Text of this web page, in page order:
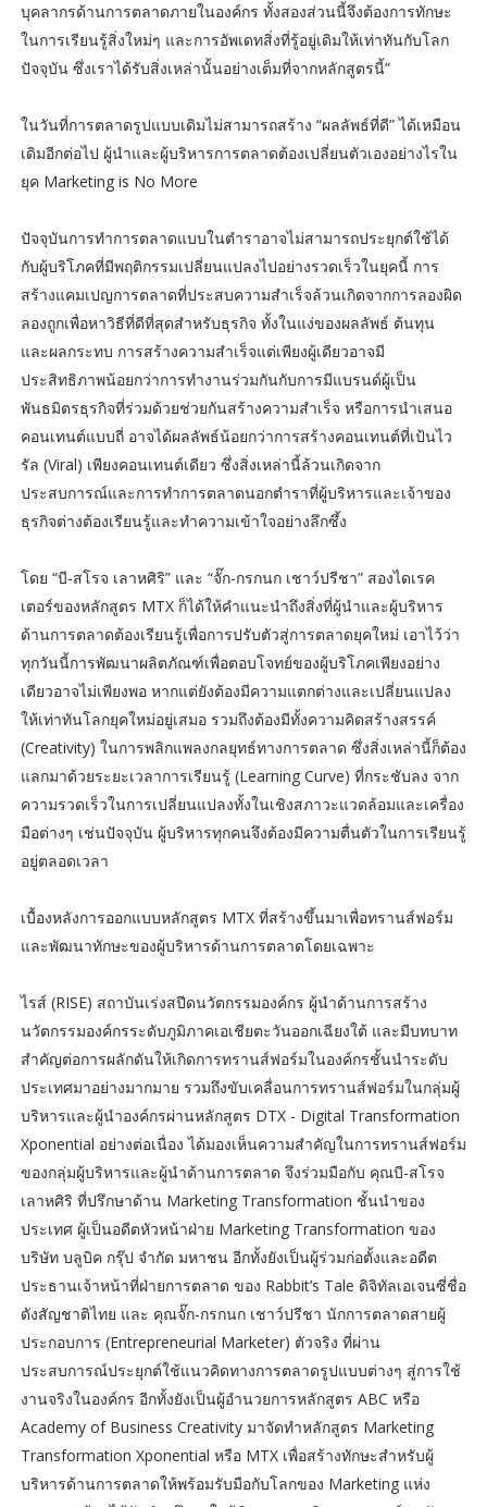
บุคลากรด้านการตลาดภายในองค์กร ทั้งสองส่วนนี้จึงต้องการทักษะ
ในการเรียนรู้สิ่งใหม่ๆ และการอัพเดทสิ่งที่รู้อยู่เดิมให้เท่าทันกับโลก
ปัจจุบัน ซึ่งเราได้รับสิ่งเหล่านั้นอย่างเต็มที่จากหลักสูตรนี้”
ในวันที่การตลาดรูปแบบเดิมไม่สามารถสร้าง “ผลลัพธ์ที่ดี” ได้เหมือน
เดิมอีกต่อไป ผู้นำและผู้บริหารการตลาดต้องเปลี่ยนตัวเองอย่างไรใน
ยุค Marketing is No More
ปัจจุบันการทำการตลาดแบบในตำราอาจไม่สามารถประยุกต์ใช้ได้
กับผู้บริโภคที่มีพฤติกรรมเปลี่ยนแปลงไปอย่างรวดเร็วในยุคนี้ การ
สร้างแคมเปญการตลาดที่ประสบความสำเร็จล้วนเกิดจากการลองผิด
ลองถูกเพื่อหาวิธีที่ดีที่สุดสำหรับธุรกิจ ทั้งในแง่ของผลลัพธ์ ต้นทุน
และผลกระทบ การสร้างความสำเร็จแต่เพียงผู้เดียวอาจมี
ประสิทธิภาพน้อยกว่าการทำงานร่วมกันกับการมีแบรนด์ผู้เป็น
พันธมิตรธุรกิจที่ร่วมด้วยช่วยกันสร้างความสำเร็จ หรือการนำเสนอ
คอนเทนต์แบบถี่ อาจได้ผลลัพธ์น้อยกว่าการสร้างคอนเทนต์ที่เป้นไว
รัล (Viral) เพียงคอนเทนต์เดียว ซึ่งสิ่งเหล่านี้ล้วนเกิดจาก
ประสบการณ์และการทำการตลาดนอกตำราที่ผู้บริหารและเจ้าของ
ธุรกิจต่างต้องเรียนรู้และทำความเข้าใจอย่างลึกซึ้ง
โดย “บี-สโรจ เลาหศิริ” และ “จั๊ก-กรกนก เชาว์ปรีชา” สองไดเรค
เตอร์ของหลักสูตร MTX ก็ได้ให้คำแนะนำถึงสิ่งที่ผู้นำและผู้บริหาร
ด้านการตลาดต้องเรียนรู้เพื่อการปรับตัวสู่การตลาดยุคใหม่ เอาไว้ว่า
ทุกวันนี้การพัฒนาผลิตภัณฑ์เพื่อตอบโจทย์ของผู้บริโภคเพียงอย่าง
เดียวอาจไม่เพียงพอ หากแต่ยังต้องมีความแตกต่างและเปลี่ยนแปลง
ให้เท่าทันโลกยุคใหม่อยู่เสมอ รวมถึงต้องมีทั้งความคิดสร้างสรรค์
(Creativity) ในการพลิกแพลงกลยุทธ์ทางการตลาด ซึ่งสิ่งเหล่านี้ก็ต้อง
แลกมาด้วยระยะเวลาการเรียนรู้ (Learning Curve) ที่กระชับลง จาก
ความรวดเร็วในการเปลี่ยนแปลงทั้งในเชิงสภาวะแวดล้อมและเครื่อง
มือต่างๆ เช่นปัจจุบัน ผู้บริหารทุกคนจึงต้องมีความตื่นตัวในการเรียนรู้
อยู่ตลอดเวลา
เบื้องหลังการออกแบบหลักสูตร MTX ที่สร้างขึ้นมาเพื่อทรานส์ฟอร์ม
และพัฒนาทักษะของผู้บริหารด้านการตลาดโดยเฉพาะ
ไรส์ (RISE) สถาบันเร่งสปีดนวัตกรรมองค์กร ผู้นำด้านการสร้าง
นวัตกรรมองค์กรระดับภูมิภาคเอเชียตะวันออกเฉียงใต้ และมีบทบาท
สำคัญต่อการผลักดันให้เกิดการทรานส์ฟอร์มในองค์กรชั้นนำระดับ
ประเทศมาอย่างมากมาย รวมถึงขับเคลื่อนการทรานส์ฟอร์มในกลุ่มผู้
บริหารและผู้นำองค์กรผ่านหลักสูตร DTX - Digital Transformation
Xponential อย่างต่อเนื่อง ได้มองเห็นความสำคัญในการทรานส์ฟอร์ม
ของกลุ่มผู้บริหารและผู้นำด้านการตลาด จึงร่วมมือกับ คุณบี-สโรจ
เลาหศิริ ที่ปรึกษาด้าน Marketing Transformation ชั้นนำของ
ประเทศ ผู้เป็นอดีตหัวหน้าฝ่าย Marketing Transformation ของ
บริษัท บลูบิค กรุ๊ป จำกัด มหาชน อีกทั้งยังเป็นผู้ร่วมก่อตั้งและอดีต
ประธานเจ้าหน้าที่ฝ่ายการตลาด ของ Rabbit’s Tale ดิจิทัลเอเจนซี่ชื่อ
ดังสัญชาติไทย และ คุณจั๊ก-กรกนก เชาว์ปรีชา นักการตลาดสายผู้
ประกอบการ (Entrepreneurial Marketer) ตัวจริง ที่ผ่าน
ประสบการณ์ประยุกต์ใช้แนวคิดทางการตลาดรูปแบบต่างๆ สู่การใช้
งานจริงในองค์กร อีกทั้งยังเป็นผู้อำนวยการหลักสูตร ABC หรือ
Academy of Business Creativity มาจัดทำหลักสูตร Marketing
Transformation Xponential หรือ MTX เพื่อสร้างทักษะสำหรับผู้
บริหารด้านการตลาดให้พร้อมรับมือกับโลกของ Marketing แห่ง